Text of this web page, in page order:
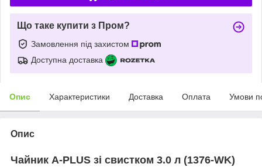
Що таке купити з Пром?
Замовлення під захистом
Доступна доставка
Опис Характеристики Доставка Оплата Умови
Опис
Чайник A-PLUS зі свистком 3.0 л (1376-WK)